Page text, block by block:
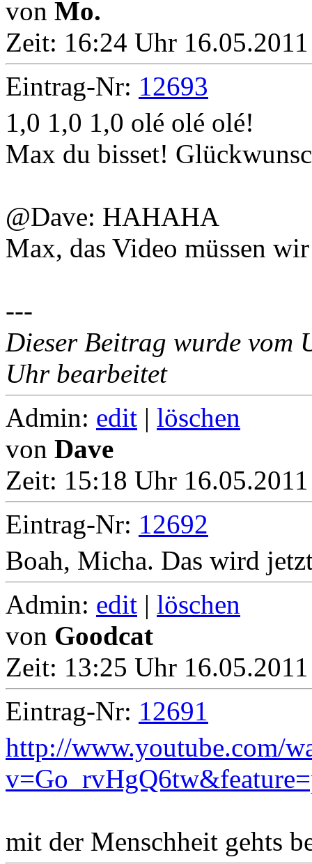
von Mo.
Zeit: 16:24 Uhr
Eintrag-Nr: 12693
1,0 1,0 1,0 olé olé olé!
Max du bisset!
@Dave: HAHAHA
Max, das Video müssen
---
Dieser Beitrag wurde vom
Uhr bearbeitet
Admin: edit | löschen
von Dave
Zeit: 15:18 Uhr
Eintrag-Nr: 12692
Boah, Micha. Das wird
Admin: edit | löschen
von Goodcat
Zeit: 13:25 Uhr
Eintrag-Nr: 12691
http://www.youtube.com/
mit der Menschheit gehts